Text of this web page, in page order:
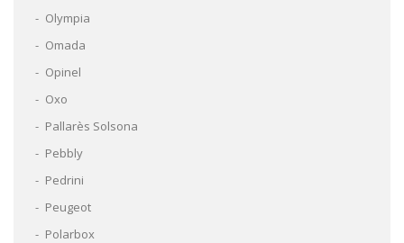
Olympia
Omada
Opinel
Oxo
Pallarès Solsona
Pebbly
Pedrini
Peugeot
Polarbox